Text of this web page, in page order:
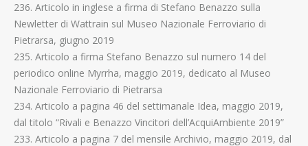
236. Articolo in inglese a firma di Stefano Benazzo sulla
Newletter di Wattrain sul Museo Nazionale Ferroviario di
Pietrarsa, giugno 2019
235. Articolo a firma Stefano Benazzo sul numero 14 del
periodico online Myrrha, maggio 2019, dedicato al Museo
Nazionale Ferroviario di Pietrarsa
234. Articolo a pagina 46 del settimanale Idea, maggio 2019,
dal titolo “Rivali e Benazzo Vincitori dell’AcquiAmbiente 2019”
233. Articolo a pagina 7 del mensile Archivio, maggio 2019, dal